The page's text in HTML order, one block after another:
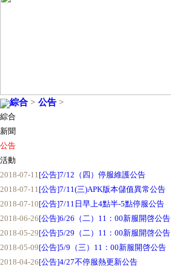
綜合 > 公告 >
綜合
新聞
公告
活動
2018-07-11[公告]7/12（四）停服維護公告
2018-07-11[公告]7/11(三)APK版本儲值異常公告
2018-07-10[公告]7/11日早上4點半-5點停服公告
2018-06-26[公告]6/26（二）11：00新服開啓公告
2018-05-29[公告]5/29（二）11：00新服開啓公告
2018-05-09[公告]5/9（三）11：00新服開啓公告
2018-04-26[公告]4/27不停服熱更新公告